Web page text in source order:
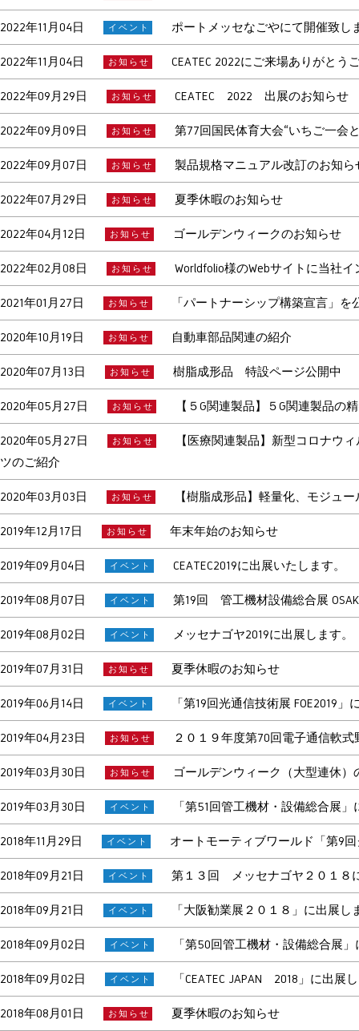
2022年11月04日 イベント ポートメッセなごやにて開催致し
2022年11月04日 お知らせ CEATEC 2022にご来場ありがとう
2022年09月29日 お知らせ CEATEC 2022 出展のお知らせ
2022年09月09日 お知らせ 第77回国民体育大会“いちご一会
2022年09月07日 お知らせ 製品規格マニュアル改訂のお知ら
2022年07月29日 お知らせ 夏季休暇のお知らせ
2022年04月12日 お知らせ ゴールデンウィークのお知らせ
2022年02月08日 お知らせ Worldfolio様のWebサイトに当社
2021年01月27日 お知らせ 「パートナーシップ構築宣言」を
2020年10月19日 お知らせ 自動車部品関連の紹介
2020年07月13日 お知らせ 樹脂成形品 特設ページ公開中
2020年05月27日 お知らせ 【５G関連製品】５G関連製品の
2020年05月27日 お知らせ
【医療関連製品】新型コロナウ
ツのご紹介
2020年03月03日 お知らせ 【樹脂成形品】軽量化、モジュ
2019年12月17日 お知らせ 年末年始のお知らせ
2019年09月04日 イベント CEATEC2019に出展いたします。
2019年08月07日 イベント 第19回 管工機材設備総合展
2019年08月02日 イベント メッセナゴヤ2019に出展します
2019年07月31日 お知らせ 夏季休暇のお知らせ
2019年06月14日 イベント 「第19回光通信技術展 FOE2019
2019年04月23日 お知らせ ２０１９年度第70回電子通信軟
2019年03月30日 お知らせ ゴールデンウィーク（大型連休）
2019年03月30日 イベント 「第51回管工機材・設備総合展
2018年11月29日 イベント オートモーティブワールド「第9
2018年09月21日 イベント 第１３回 メッセナゴヤ２０１８
2018年09月21日 イベント 「大阪勧業展２０１８」に出
2018年09月02日 イベント 「第50回管工機材・設備総合展
2018年09月02日 イベント 「CEATEC JAPAN 2018」に
2018年08月01日 お知らせ 夏季休暇のお知らせ